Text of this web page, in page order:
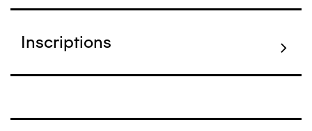
Inscriptions